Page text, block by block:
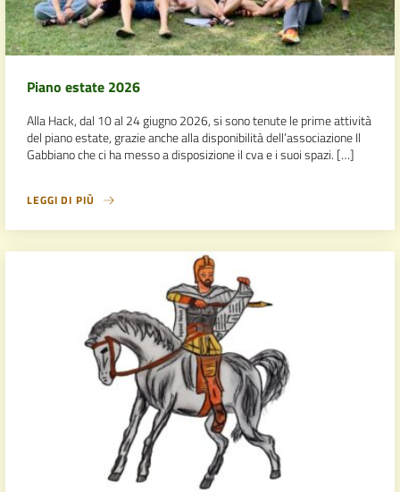
Piano estate 2026
Alla Hack, dal 10 al 24 giugno 2026, si sono tenute le prime attività
del piano estate, grazie anche alla disponibilità dell’associazione Il
Gabbiano che ci ha messo a disposizione il cva e i suoi spazi. […]
LEGGI DI PIÙ